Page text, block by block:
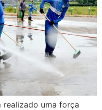
realizado uma força